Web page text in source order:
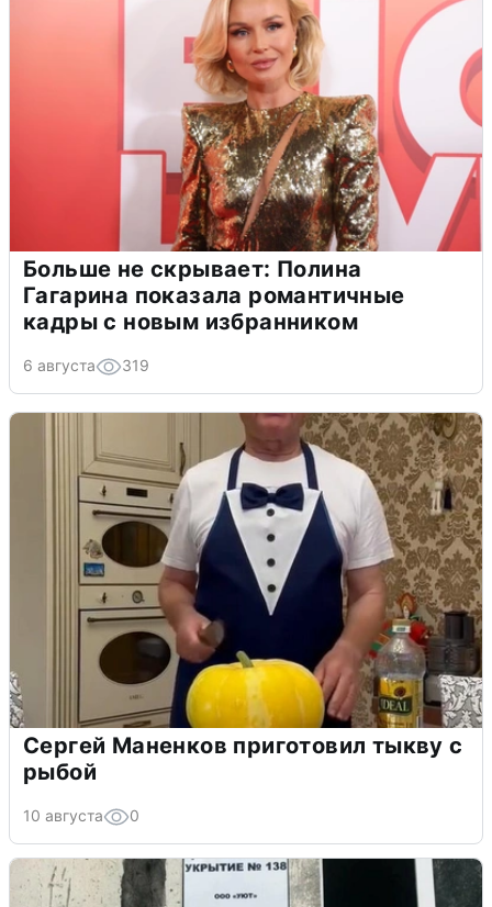
Больше не скрывает: Полина
Гагарина показала романтичные
кадры с новым избранником
6 августа 319
Сергей Маненков приготовил тыкву с
рыбой
10 августа 0